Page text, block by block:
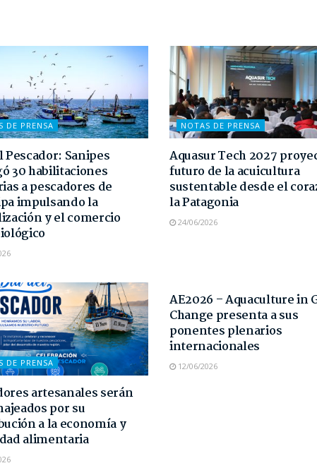
DE PRENSA
Pescador: Sanipes
30 habilitaciones
a pescadores de
impulsando la
y el comercio
NOTAS DE PRENSA
Aquasur Tech 2027
futuro de la acuicultura
sustentable desde el
la Patagonia
24/06/2026
DE PRENSA
artesanales serán
por su
a la economía y
alimentaria
AE2026 – Aquaculture in
Change presenta a sus
ponentes plenarios
internacionales
12/06/2026